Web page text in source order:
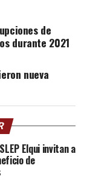
de
durante 2021
nueva
Elqui invitan a
de